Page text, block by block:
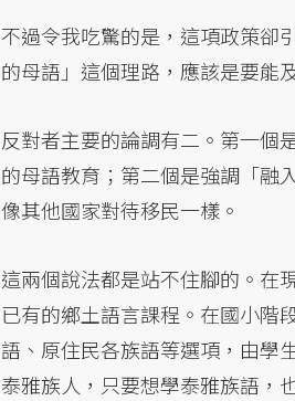
不過令我吃驚的是，這項政策
的母語」這個理路，應該是要能
反對者主要的論調有二。第一個
的母語教育；第二個是強調「融
像其他國家對待移民一樣。
這兩個說法都是站不住腳的。在
已有的鄉土語言課程。在國小階
語、原住民各族語等選項，由
泰雅族人，只要想學泰雅族語，